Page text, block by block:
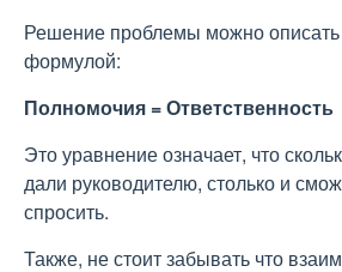
Решение проблемы можно описать
формулой:
Полномочия = Ответственность
Это уравнение означает, что
дали руководителю, столько и
спросить.
Также, не стоит забывать что